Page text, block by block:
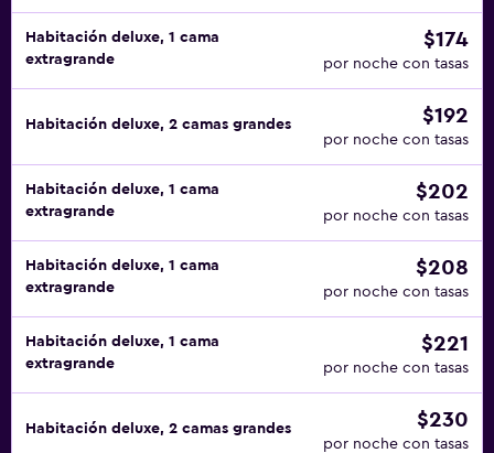
Habitación deluxe, 1 cama
extragrande
$174
por noche con tasas
Habitación deluxe, 2 camas grandes $192
por noche con tasas
Habitación deluxe, 1 cama
extragrande
$202
por noche con tasas
Habitación deluxe, 1 cama
extragrande
$208
por noche con tasas
Habitación deluxe, 1 cama
extragrande
$221
por noche con tasas
Habitación deluxe, 2 camas grandes $230
por noche con tasas